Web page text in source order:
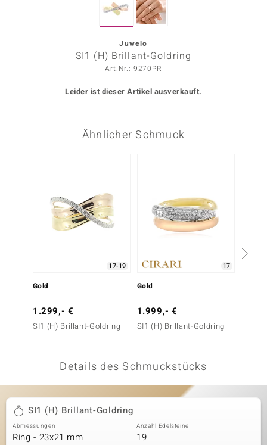
Juwelo
SI1 (H) Brillant-Goldring
Art.Nr.: 9270PR
Leider ist dieser Artikel ausverkauft.
Ähnlicher Schmuck
17-19
Gold
1.299,- €
SI1 (H) Brillant-Goldring
17
Gold
1.999,- €
SI1 (H) Brillant-Goldring
Details des Schmuckstücks
SI1 (H) Brillant-Goldring
Abmessungen
Ring - 23x21 mm
Anzahl Edelsteine
19